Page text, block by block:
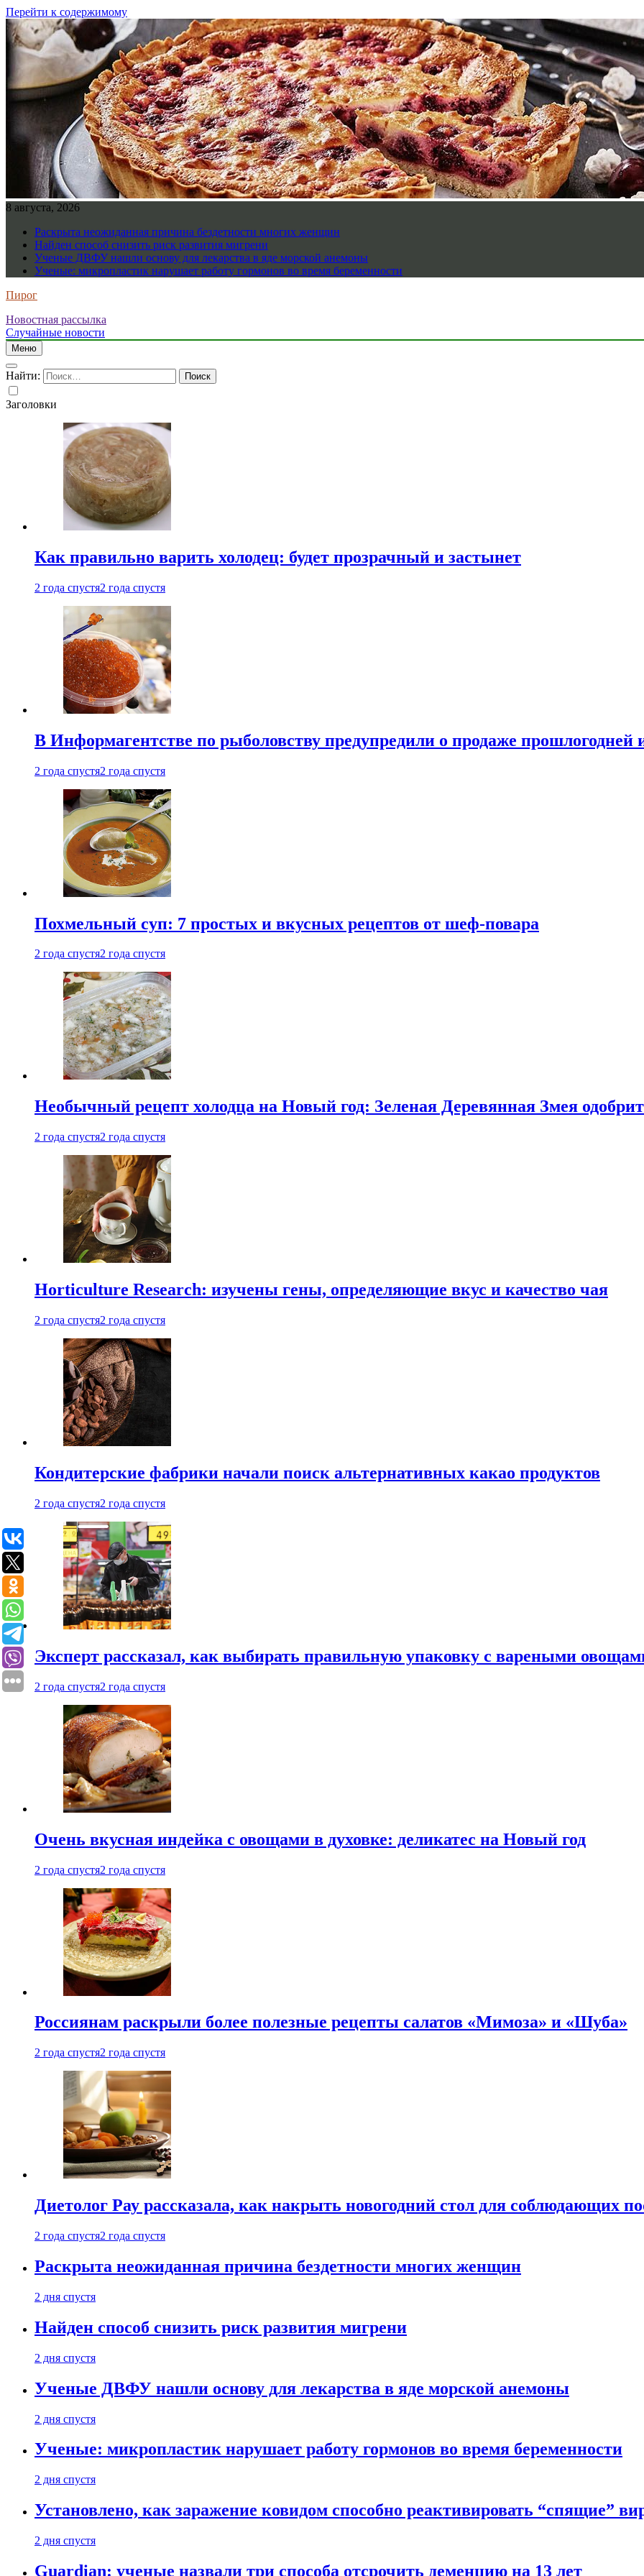
Перейти к содержимому
8 августа, 2026
Раскрыта неожиданная причина бездетности многих женщин
Найден способ снизить риск развития мигрени
Ученые ДВФУ нашли основу для лекарства в яде морской анемоны
Ученые: микропластик нарушает работу гормонов во время беременности
Пирог
Новостная рассылка
Случайные новости
Меню
Найти:
Заголовки
Как правильно варить холодец: будет прозрачный и застынет
2 года спустя2 года спустя
В Информагентстве по рыболовству предупредили о продаже прошлогодней
2 года спустя2 года спустя
Похмельный суп: 7 простых и вкусных рецептов от шеф-повара
2 года спустя2 года спустя
Необычный рецепт холодца на Новый год: Зеленая Деревянная Змея одобрит
2 года спустя2 года спустя
Horticulture Research: изучены гены, определяющие вкус и качество чая
2 года спустя2 года спустя
Кондитерские фабрики начали поиск альтернативных какао продуктов
2 года спустя2 года спустя
Эксперт рассказал, как выбирать правильную упаковку с вареными
2 года спустя2 года спустя
Очень вкусная индейка с овощами в духовке: деликатес на Новый год
2 года спустя2 года спустя
Россиянам раскрыли более полезные рецепты салатов «Мимоза» и «Шуба»
2 года спустя2 года спустя
Диетолог Рау рассказала, как накрыть новогодний стол для соблюдающих
2 года спустя2 года спустя
Раскрыта неожиданная причина бездетности многих женщин
2 дня спустя
Найден способ снизить риск развития мигрени
2 дня спустя
Ученые ДВФУ нашли основу для лекарства в яде морской анемоны
2 дня спустя
Ученые: микропластик нарушает работу гормонов во время беременности
2 дня спустя
Установлено, как заражение ковидом способно реактивировать “спящие”
2 дня спустя
Guardian: ученые назвали три способа отсрочить деменцию на 13 лет